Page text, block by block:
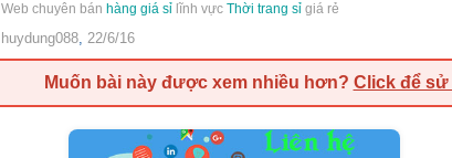
Web chuyên bán hàng giá sỉ lĩnh vực Thời trang sỉ giá rẻ
huydung088, 22/6/16
Muốn bài này được xem nhiều hơn? Click để